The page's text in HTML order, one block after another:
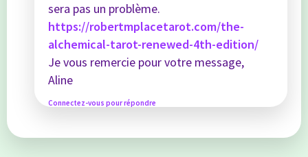
sera pas un problème.
https://robertmplacetarot.com/the-
alchemical-tarot-renewed-4th-edition/
Je vous remercie pour votre message,
Aline
Connectez-vous pour répondre